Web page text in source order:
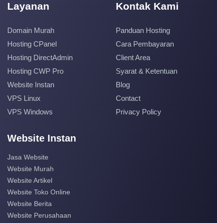
Layanan
Domain Murah
Hosting CPanel
Hosting DirectAdmin
Hosting CWP Pro
Website Instan
VPS Linux
VPS Windows
Kontak Kami
Panduan Hosting
Cara Pembayaran
Client Area
Syarat & Ketentuan
Blog
Contact
Privacy Policy
Website Instan
Jasa Website
Website Murah
Website Artikel
Website Toko Online
Website Berita
Website Perusahaan